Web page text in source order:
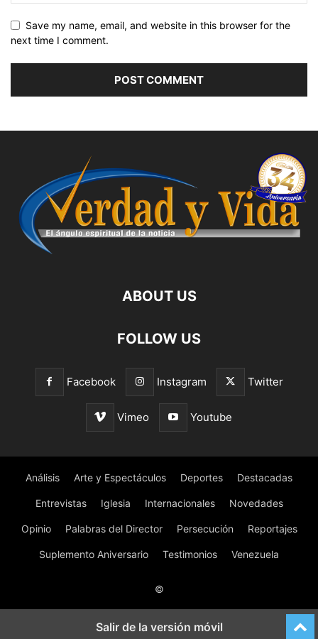
Save my name, email, and website in this browser for the
next time I comment.
ABOUT US
FOLLOW US
Facebook Instagram Twitter
Vimeo Youtube
Análisis Arte y Espectáculos Deportes Destacadas
Entrevistas Iglesia Internacionales Novedades
Opinio Palabras del Director Persecución Reportajes
Suplemento Aniversario Testimonios Venezuela
©
Salir de la versión móvil